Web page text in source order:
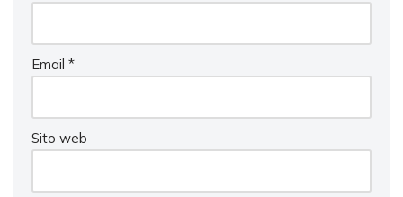
Email *
Sito web